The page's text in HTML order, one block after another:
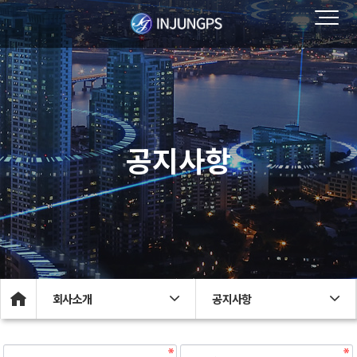
공지사항
회사소개 공지사항